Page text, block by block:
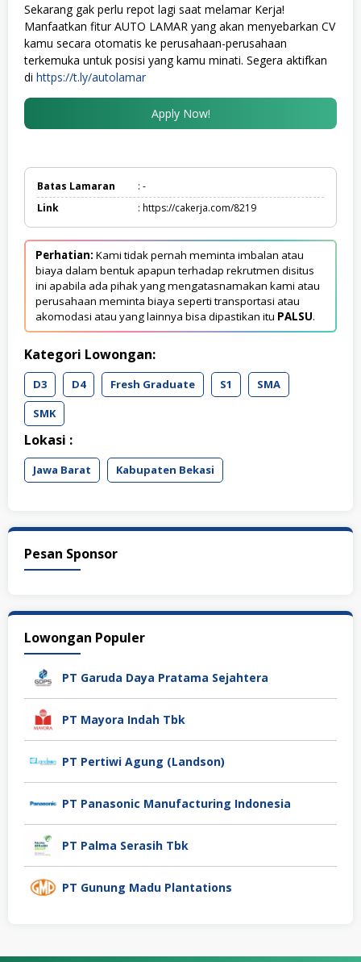
Sekarang gak perlu repot lagi saat melamar Kerja!
Manfaatkan fitur AUTO LAMAR yang akan menyebarkan CV
kamu secara otomatis ke perusahaan-perusahaan
terkemuka untuk posisi yang kamu minati. Segera aktifkan
di https://t.ly/autolamar
Apply Now!
Batas Lamaran
: -
Link
: https://cakerja.com/8219
Perhatian: Kami tidak pernah meminta imbalan atau
biaya dalam bentuk apapun terhadap rekrutmen disitus
ini apabila ada pihak yang mengatasnamakan kami atau
perusahaan meminta biaya seperti transportasi atau
akomodasi atau yang lainnya bisa dipastikan itu PALSU.
Kategori Lowongan:
D3 D4 Fresh Graduate S1
SMA
SMK
Lokasi :
Jawa Barat Kabupaten Bekasi
Pesan Sponsor
Lowongan Populer
PT Garuda Daya Pratama Sejahtera
PT Mayora Indah Tbk
PT Pertiwi Agung (Landson)
PT Panasonic Manufacturing Indonesia
PT Palma Serasih Tbk
PT Gunung Madu Plantations